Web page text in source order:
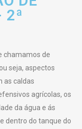
2ª
chamamos de
seja, aspectos
as caldas
agrícolas, os
da água e ás
dentro do tanque do